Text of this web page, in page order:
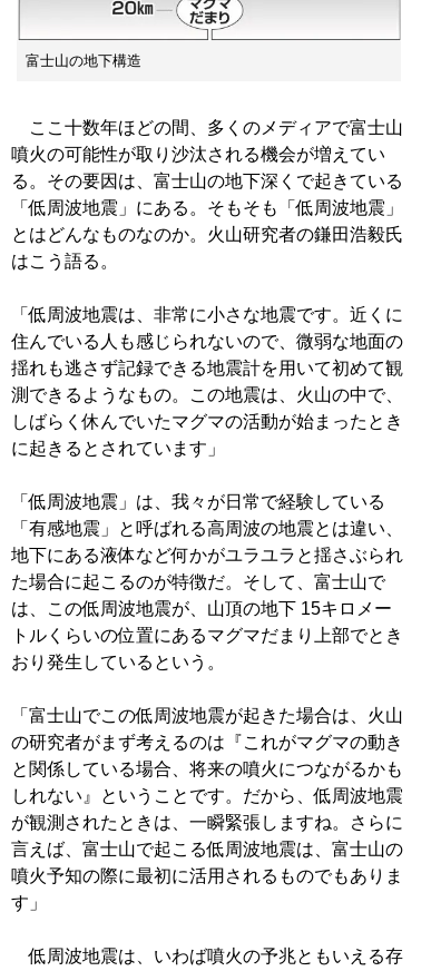
富士山の地下構造
ここ十数年ほどの間、多くのメディアで富士山
噴火の可能性が取り沙汰される機会が増えてい
る。その要因は、富士山の地下深くで起きている
「低周波地震」にある。そもそも「低周波地震」
とはどんなものなのか。火山研究者の鎌田浩毅氏
はこう語る。
「低周波地震は、非常に小さな地震です。近くに
住んでいる人も感じられないので、微弱な地面の
揺れも逃さず記録できる地震計を用いて初めて観
測できるようなもの。この地震は、火山の中で、
しばらく休んでいたマグマの活動が始まったとき
に起きるとされています」
「低周波地震」は、我々が日常で経験している
「有感地震」と呼ばれる高周波の地震とは違い、
地下にある液体など何かがユラユラと揺さぶられ
た場合に起こるのが特徴だ。そして、富士山で
は、この低周波地震が、山頂の地下 15キロメー
トルくらいの位置にあるマグマだまり上部でとき
おり発生しているという。
「富士山でこの低周波地震が起きた場合は、火山
の研究者がまず考えるのは『これがマグマの動き
と関係している場合、将来の噴火につながるかも
しれない』ということです。だから、低周波地震
が観測されたときは、一瞬緊張しますね。さらに
言えば、富士山で起こる低周波地震は、富士山の
噴火予知の際に最初に活用されるものでもありま
す」
低周波地震は、いわば噴火の予兆ともいえる存